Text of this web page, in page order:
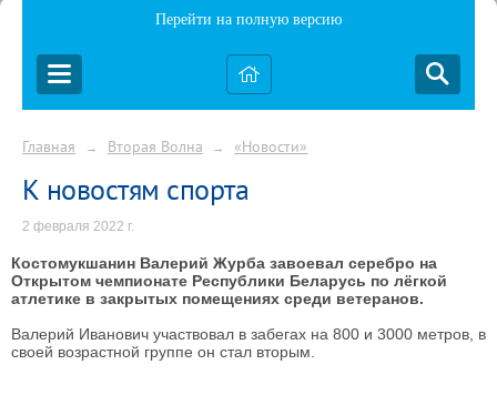
Перейти на полную версию
Главная → Вторая Волна → «Новости»
К новостям спорта
2 февраля 2022 г.
Костомукшанин Валерий Журба завоевал серебро на
Открытом чемпионате Республики Беларусь по лёгкой
атлетике в закрытых помещениях среди ветеранов.
Валерий Иванович участвовал в забегах на 800 и 3000 метров, в
своей возрастной группе он стал вторым.